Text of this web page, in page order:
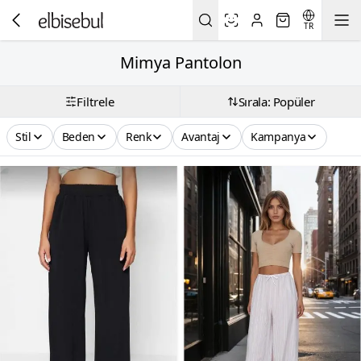
TR
Mimya Pantolon
Filtrele Sırala: Popüler
Stil Beden Renk Avantaj Kampanya